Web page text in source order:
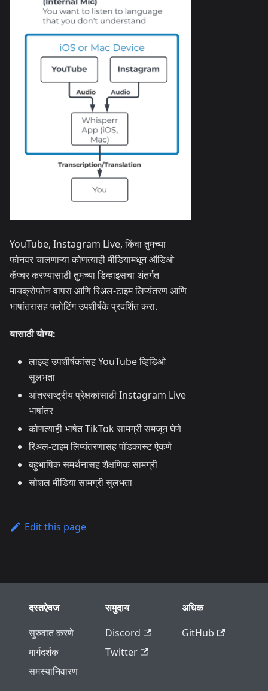
YouTube, Instagram Live, किंवा तुमच्या
फोनवर चालणाऱ्या कोणत्याही मीडियामधून ऑडिओ
कॅप्चर करण्यासाठी तुमच्या डिव्हाइसचा अंतर्गत
मायक्रोफोन वापरा आणि रिअल-टाइम लिप्यंतरण आणि
भाषांतरासह फ्लोटिंग उपशीर्षके प्रदर्शित करा.
यासाठी योग्य:
लाइव्ह उपशीर्षकांसह YouTube व्हिडिओ
सुलभता
आंतरराष्ट्रीय प्रेक्षकांसाठी Instagram Live
भाषांतर
कोणत्याही भाषेत TikTok सामग्री समजून घेणे
रिअल-टाइम लिप्यंतरणासह पॉडकास्ट ऐकणे
बहुभाषिक समर्थनासह शैक्षणिक सामग्री
सोशल मीडिया सामग्री सुलभता
Edit this page
दस्तऐवज
सुरुवात करणे
मार्गदर्शक
समस्यानिवारण
समुदाय
Discord
Twitter
अधिक
GitHub